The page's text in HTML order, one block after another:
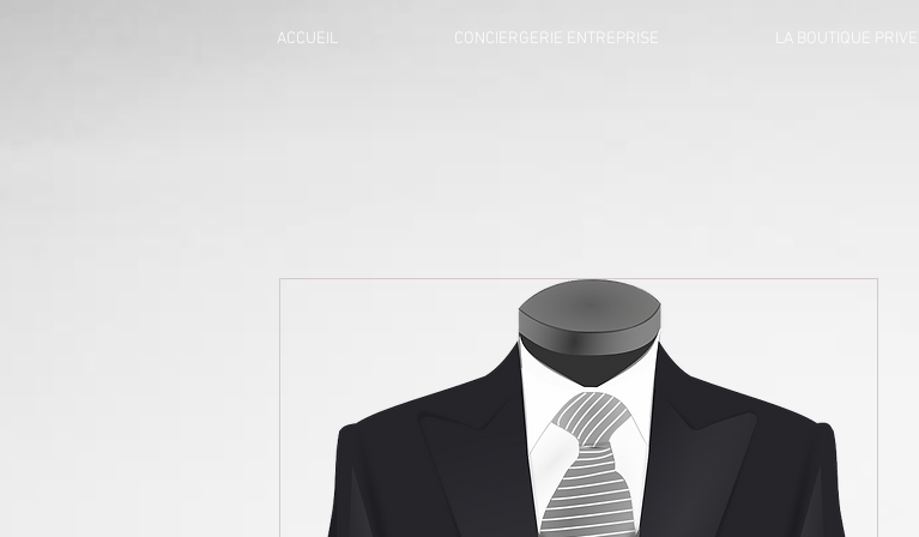
ACCUEIL CONCIERGERIE ENTREPRISE LA BOUTIQUE PRIVEE